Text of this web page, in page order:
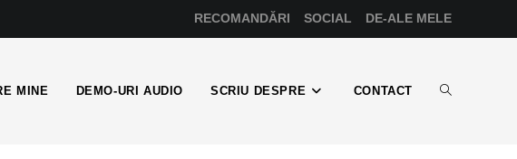
RECOMANDĂRI SOCIAL DE-ALE MELE
MINE DEMO-URI AUDIO SCRIU DESPRE CONTACT